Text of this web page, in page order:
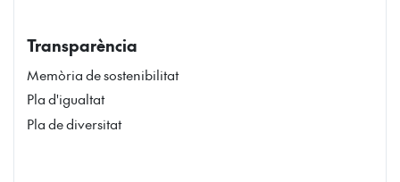
Transparència
Memòria de sostenibilitat
Pla d'igualtat
Pla de diversitat